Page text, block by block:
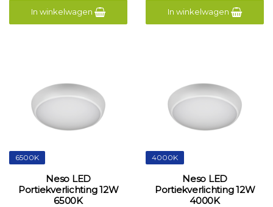
In winkelwagen In winkelwagen
6500K
Neso LED
Portiekverlichting 12W
6500K
4000K
Neso LED
Portiekverlichting 12W
4000K